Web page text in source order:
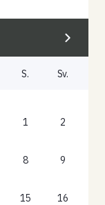
S. Sv.
1 2
8 9
15 16